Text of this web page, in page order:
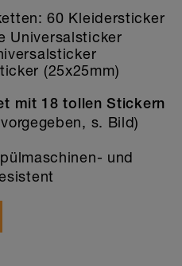
60 Kleidersticker
Universalsticker
(25x25mm)
mit 18 tollen Stickern
s. Bild)
und